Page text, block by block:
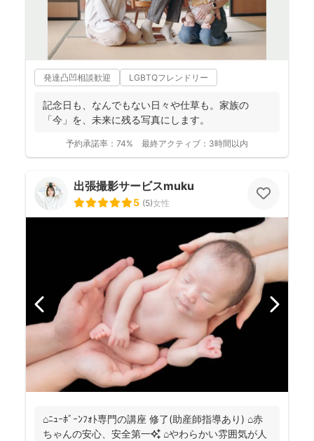
発達凸凹相談歓迎 LGBTQフレンドリー
記念日も、なんでもない日々や仕草も。家族の
「今」を、未来に残る写真にします。
予約承諾率： 74% 最終アクティブ： 3時間以内
出張撮影サービスmuku
5 (5)女性
⌂ﾆｭｰﾎﾞｰﾝﾌｫﾄ専門の講座 修了(助産師指導あり) ⌂赤
ちゃんの安心、安全第一✨ ⌂やわらかい雰囲気が人